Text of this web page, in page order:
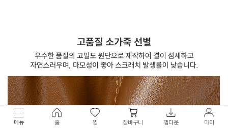
메뉴 홈 찜 장바구니 앱다운 마이